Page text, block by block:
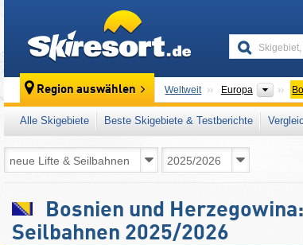
Region auswählen Weltweit Europa
Alle Skigebiete Beste Skigebiete & Testberichte
Bosnien und
Seilbahnen 2025/2026